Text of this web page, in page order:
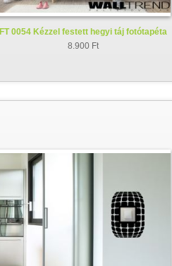
FT 0054 Kézzel festett hegyi táj fotótapéta
8.900 Ft